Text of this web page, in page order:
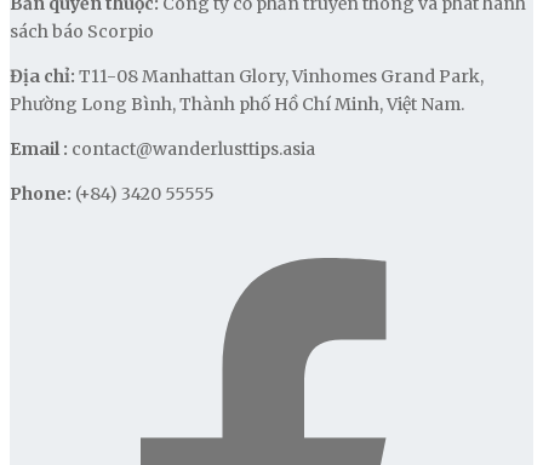
sách báo Scorpio
Địa chỉ: T11-08 Manhattan Glory, Vinhomes Grand Park,
Phường Long Bình, Thành phố Hồ Chí Minh, Việt Nam.
Email : contact@wanderlusttips.asia
Phone: (+84) 3420 55555